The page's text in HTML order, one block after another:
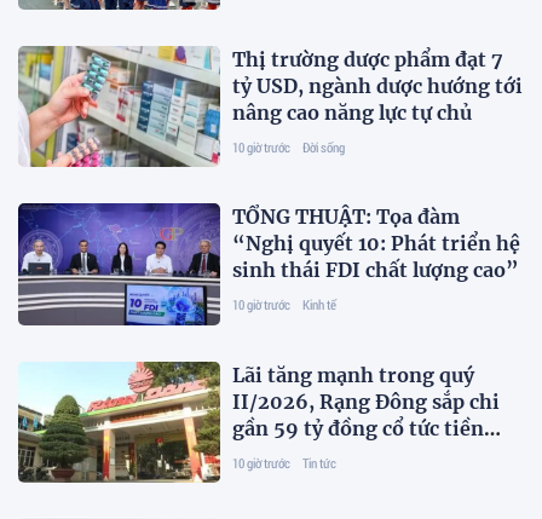
Thị trường dược phẩm đạt 7
tỷ USD, ngành dược hướng tới
nâng cao năng lực tự chủ
10 giờ trước Đời sống
TỔNG THUẬT: Tọa đàm
“Nghị quyết 10: Phát triển hệ
sinh thái FDI chất lượng cao”
10 giờ trước Kinh tế
Lãi tăng mạnh trong quý
II/2026, Rạng Đông sắp chi
gần 59 tỷ đồng cổ tức tiền
mặt
10 giờ trước Tin tức